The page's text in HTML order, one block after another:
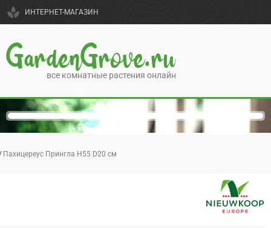
spa ИНТЕРНЕТ-МАГАЗИН
GardenGrove.ru
все комнатные растения онлайн
Пахицереус Прингла H55 D20 см